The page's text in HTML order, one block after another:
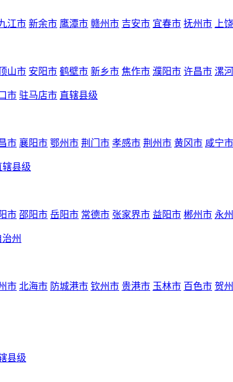
江市 新余市 鹰潭市 赣州市 吉安市 宜春市 抚州市 上
山市 安阳市 鹤壁市 新乡市 焦作市 濮阳市 许昌市 漯
市 驻马店市 直辖县级
市 襄阳市 鄂州市 荆门市 孝感市 荆州市 黄冈市 咸宁市
辖县级
市 邵阳市 岳阳市 常德市 张家界市 益阳市 郴州市 永
州
市 北海市 防城港市 钦州市 贵港市 玉林市 百色市 贺
县级